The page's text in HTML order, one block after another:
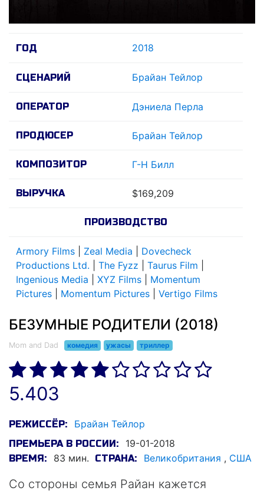
ГОД 2018
СЦЕНАРИЙ Брайан Тейлор
ОПЕРАТОР Дэниела Перла
ПРОДЮСЕР Брайан Тейлор
КОМПОЗИТОР Г-Н Билл
ВЫРУЧКА $169,209
ПРОИЗВОДСТВО
Armory Films Zeal Media
Dovecheck
Productions Ltd.
The Fyzz Taurus Film
Ingenious Media
XYZ Films
Momentum
Pictures
Momentum Pictures Vertigo Films
БЕЗУМНЫЕ РОДИТЕЛИ (2018)
Mom and Dad комедия ужасы триллер
5.403
РЕЖИССЁР: Брайан Тейлор
ПРЕМЬЕРА В РОССИИ: 19-01-2018
ВРЕМЯ: 83 мин. СТРАНА: Великобритания , США
Со стороны семья Райан кажется